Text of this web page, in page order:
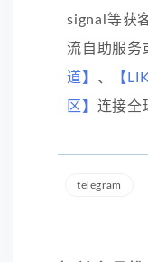
signal等获
流自助服务
道】 、
【
区】 连接全
telegram